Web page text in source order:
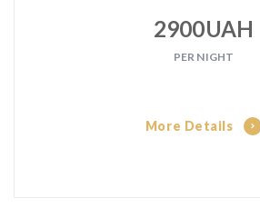
2900UAH
PER NIGHT
More Details